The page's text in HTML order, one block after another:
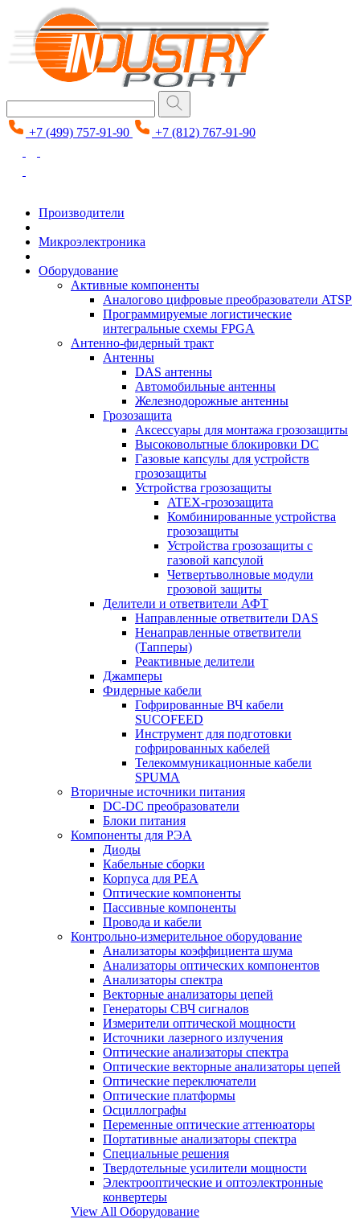
+7 (499) 757-91-90 +7 (812) 767-91-90
Производители
Микроэлектроника
Оборудование
Активные компоненты
Аналогово цифровые преобразователи ATSP
Программируемые логистические
интегральные схемы FPGA
Антенно-фидерный тракт
Антенны
DAS антенны
Автомобильные антенны
Железнодорожные антенны
Грозозащита
Аксессуары для монтажа грозозащиты
Высоковольтные блокировки DC
Газовые капсулы для устройств
грозозащиты
Устройства грозозащиты
ATEX-грозозащита
Комбинированные устройства
грозозащиты
Устройства грозозащиты с
газовой капсулой
Четвертьволновые модули
грозовой защиты
Делители и ответвители АФТ
Направленные ответвители DAS
Ненаправленные ответвители
(Тапперы)
Реактивные делители
Джамперы
Фидерные кабели
Гофрированные ВЧ кабели
SUCOFEED
Инструмент для подготовки
гофрированных кабелей
Телекоммуникационные кабели
SPUMA
Вторичные источники питания
DC-DC преобразователи
Блоки питания
Компоненты для РЭА
Диоды
Кабельные сборки
Корпуса для РЕА
Оптические компоненты
Пассивные компоненты
Провода и кабели
Контрольно-измерительное оборудование
Анализаторы коэффициента шума
Анализаторы оптических компонентов
Анализаторы спектра
Векторные анализаторы цепей
Генераторы СВЧ сигналов
Измерители оптической мощности
Источники лазерного излучения
Оптические анализаторы спектра
Оптические векторные анализаторы цепей
Оптические переключатели
Оптические платформы
Осциллографы
Переменные оптические аттенюаторы
Портативные анализаторы спектра
Специальные решения
Твердотельные усилители мощности
Электрооптические и оптоэлектронные
конвертеры
View All Оборудование